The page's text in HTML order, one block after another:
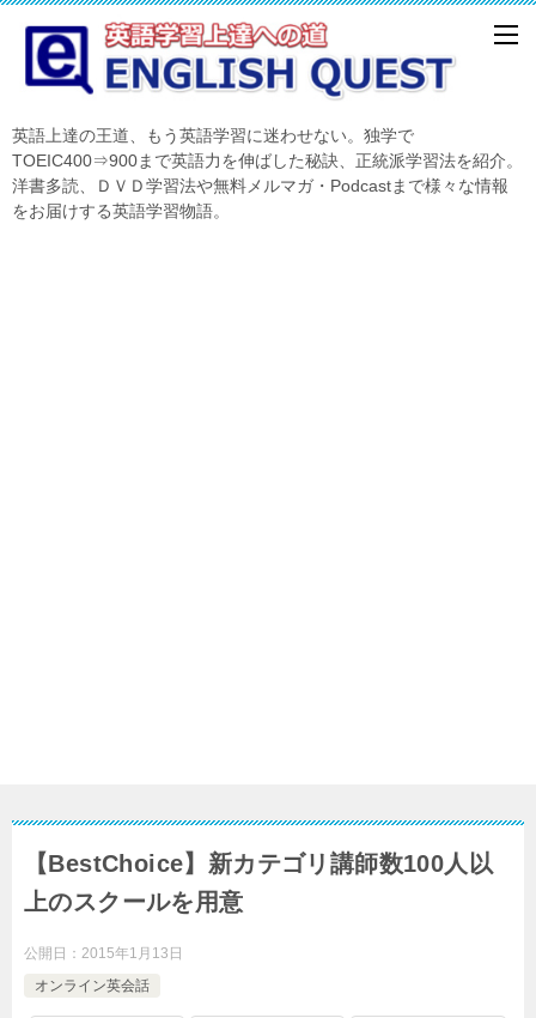
英語上達の王道、もう英語学習に迷わせない。独学で
TOEIC400⇒900まで英語力を伸ばした秘訣、正統派学習法を紹介。
洋書多読、ＤＶＤ学習法や無料メルマガ・Podcastまで様々な情報
をお届けする英語学習物語。
【BestChoice】新カテゴリ講師数100人以
上のスクールを用意
公開日： 2015年1月13日
オンライン英会話